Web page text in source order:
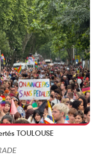
TOULOUSE